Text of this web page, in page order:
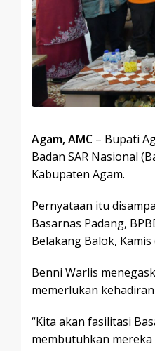
Agam, AMC – Bupati
Badan SAR Nasional
Kabupaten Agam.
Pernyataan itu
Basarnas Padang,
Belakang Balok, Kamis
Benni Warlis
memerlukan
“Kita akan fasilitasi
membutuhkan